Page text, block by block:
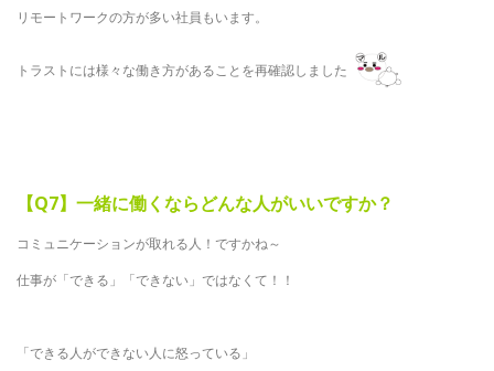
リモートワークの方が多い社員もいます。
トラストには様々な働き方があることを再確認しました
【Q7】一緒に働くならどんな人がいいですか？
コミュニケーションが取れる人！ですかね～
仕事が「できる」「できない」ではなくて！！
「できる人ができない人に怒っている」